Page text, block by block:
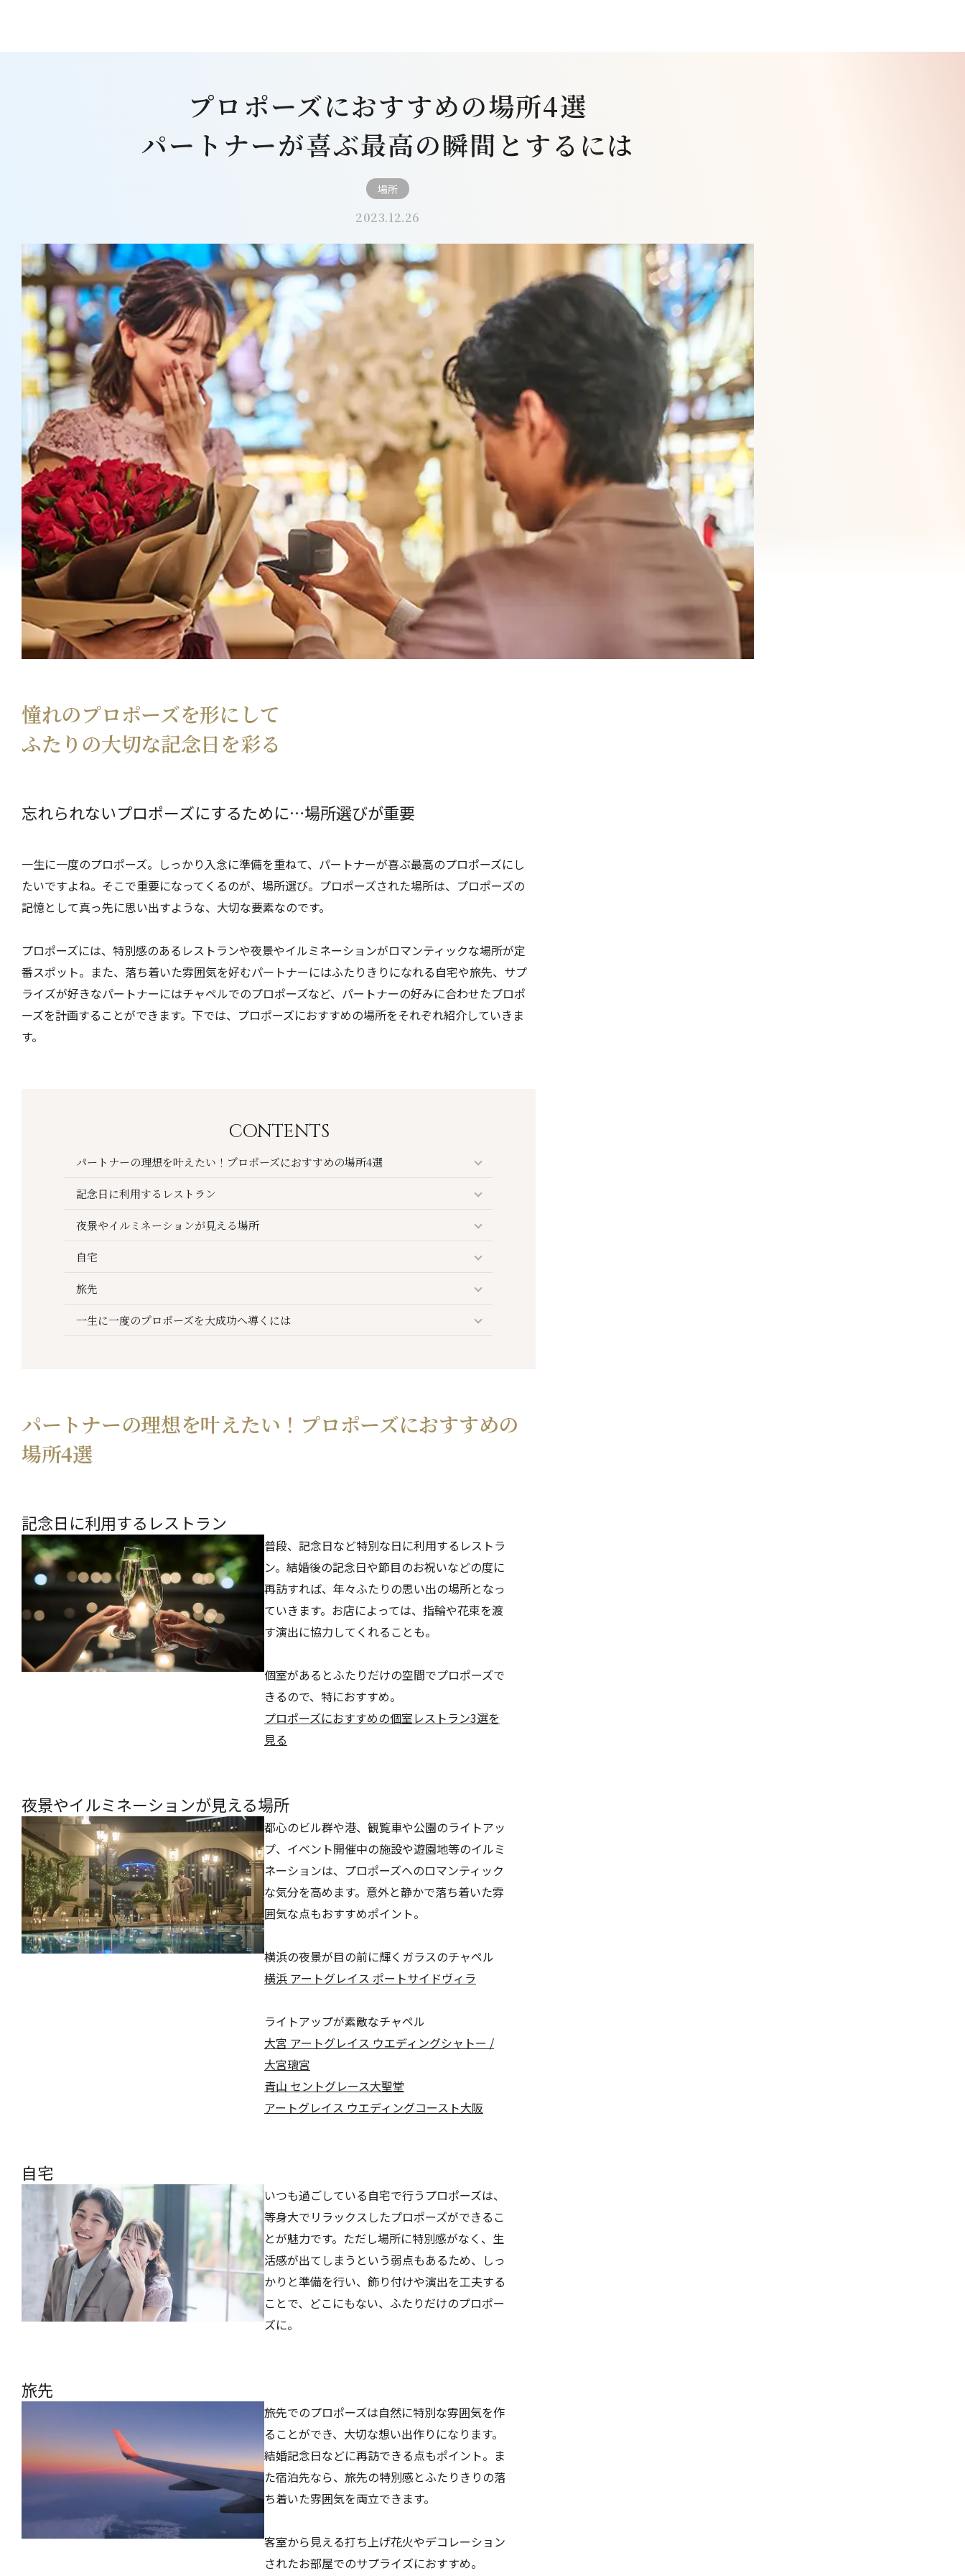
プロポーズにおすすめの場所4選
パートナーが喜ぶ最高の瞬間とするには
場所
2023.12.26
憧れのプロポーズを形にして
ふたりの大切な記念日を彩る
忘れられないプロポーズにするために…場所選びが重要
一生に一度のプロポーズ。しっかり入念に準備を重ねて、パートナーが喜ぶ最高のプロポーズにし
たいですよね。そこで重要になってくるのが、場所選び。プロポーズされた場所は、プロポーズの
記憶として真っ先に思い出すような、大切な要素なのです。
プロポーズには、特別感のあるレストランや夜景やイルミネーションがロマンティックな場所が定
番スポット。また、落ち着いた雰囲気を好むパートナーにはふたりきりになれる自宅や旅先、サプ
ライズが好きなパートナーにはチャペルでのプロポーズなど、パートナーの好みに合わせたプロポ
ーズを計画することができます。下では、プロポーズにおすすめの場所をそれぞれ紹介していきま
す。
CONTENTS
パートナーの理想を叶えたい！プロポーズにおすすめの場所4選
記念日に利用するレストラン
夜景やイルミネーションが見える場所
自宅
旅先
一生に一度のプロポーズを大成功へ導くには
パートナーの理想を叶えたい！プロポーズにおすすめの
場所4選
記念日に利用するレストラン
普段、記念日など特別な日に利用するレストラ
ン。結婚後の記念日や節目のお祝いなどの度に
再訪すれば、年々ふたりの思い出の場所となっ
ていきます。お店によっては、指輪や花束を渡
す演出に協力してくれることも。
個室があるとふたりだけの空間でプロポーズで
きるので、特におすすめ。
プロポーズにおすすめの個室レストラン3選を
見る
夜景やイルミネーションが見える場所
都心のビル群や港、観覧車や公園のライトアッ
プ、イベント開催中の施設や遊園地等のイルミ
ネーションは、プロポーズへのロマンティック
な気分を高めます。意外と静かで落ち着いた雰
囲気な点もおすすめポイント。
横浜の夜景が目の前に輝くガラスのチャペル
横浜 アートグレイス ポートサイドヴィラ
ライトアップが素敵なチャペル
大宮 アートグレイス ウエディングシャトー /
大宮璃宮
青山 セントグレース大聖堂
アートグレイス ウエディングコースト大阪
自宅
いつも過ごしている自宅で行うプロポーズは、
等身大でリラックスしたプロポーズができるこ
とが魅力です。ただし場所に特別感がなく、生
活感が出てしまうという弱点もあるため、しっ
かりと準備を行い、飾り付けや演出を工夫する
ことで、どこにもない、ふたりだけのプロポー
ズに。
旅先
旅先でのプロポーズは自然に特別な雰囲気を作
ることができ、大切な想い出作りになります。
結婚記念日などに再訪できる点もポイント。ま
た宿泊先なら、旅先の特別感とふたりきりの落
ち着いた雰囲気を両立できます。
客室から見える打ち上げ花火やデコレーション
されたお部屋でのサプライズにおすすめ。